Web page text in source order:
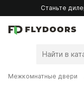
Станьте
Межкомнатные двери